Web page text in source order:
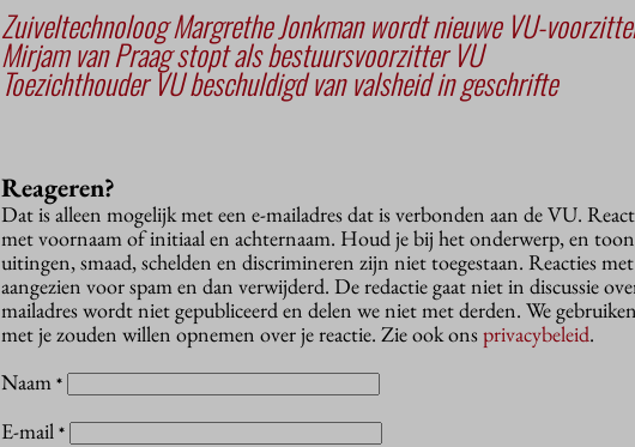
Zuiveltechnoloog Margrethe Jonkman wordt nieuwe VU-
Mirjam van Praag stopt als bestuursvoorzitter VU
Toezichthouder VU beschuldigd van valsheid in geschrifte
Reageren?
Dat is alleen mogelijk met een e-mailadres dat is verbonden aan de VU.
met voornaam of initiaal en achternaam. Houd je bij het onderwerp, en
uitingen, smaad, schelden en discrimineren zijn niet toegestaan. Reacties
aangezien voor spam en dan verwijderd. De redactie gaat niet in discussie
mailadres wordt niet gepubliceerd en delen we niet met derden. We
met je zouden willen opnemen over je reactie. Zie ook onsprivacybeleid.
Naam *
E-mail *